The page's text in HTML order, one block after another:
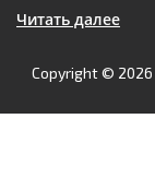
Читать далее
Copyright © 2026